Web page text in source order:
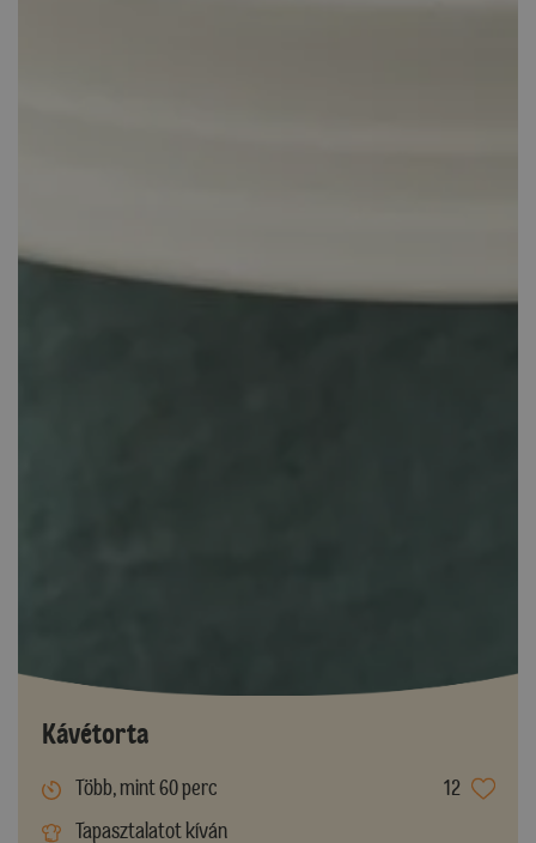
Kávétorta
Több, mint 60 perc
12
Tapasztalatot kíván